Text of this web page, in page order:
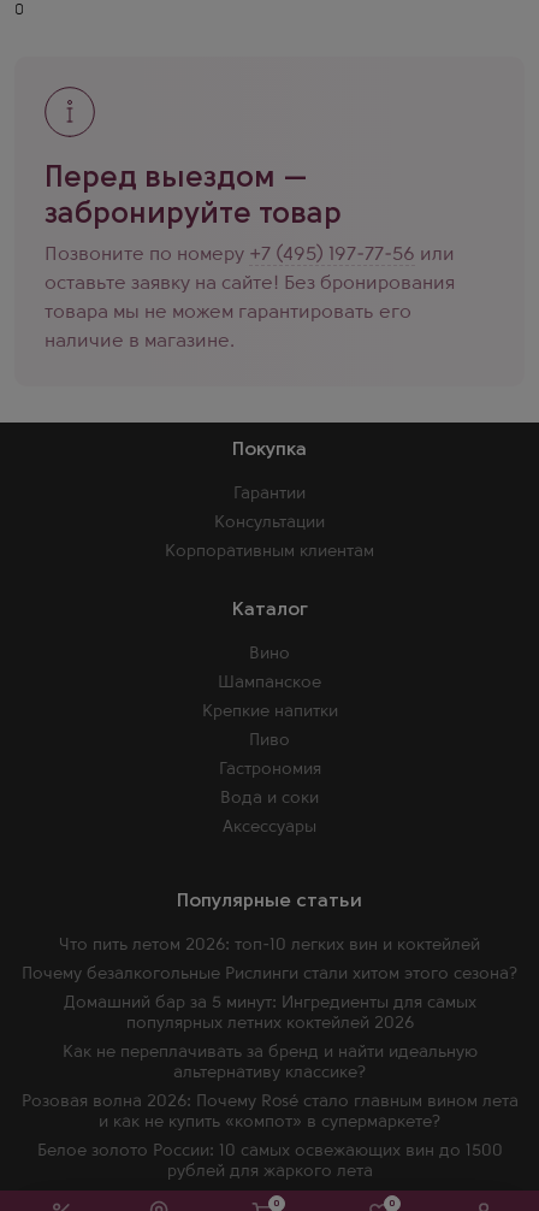
0 0
Перед выездом —
забронируйте товар
Позвоните по номеру +7 (495) 197-77-56 или
оставьте заявку на сайте! Без бронирования
товара мы не можем гарантировать его
наличие в магазине.
Покупка
Гарантии
Консультации
Корпоративным клиентам
Каталог
Вино
Шампанское
Крепкие напитки
Пиво
Гастрономия
Вода и соки
Аксессуары
Популярные статьи
Что пить летом 2026: топ-10 легких вин и коктейлей
Почему безалкогольные Рислинги стали хитом этого сезона?
Домашний бар за 5 минут: Ингредиенты для самых
популярных летних коктейлей 2026
Как не переплачивать за бренд и найти идеальную
альтернативу классике?
Розовая волна 2026: Почему Rosé стало главным вином лета
и как не купить «компот» в супермаркете?
Белое золото России: 10 самых освежающих вин до 1500
рублей для жаркого лета
Шампанское (Champagne): полное руководство по